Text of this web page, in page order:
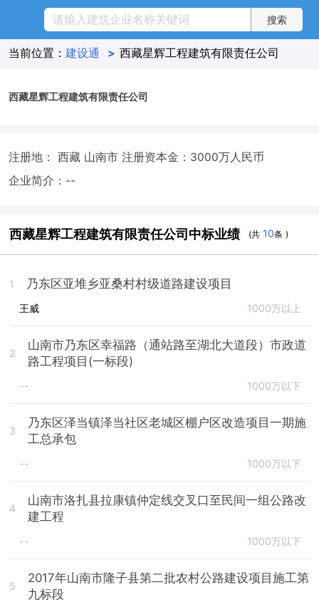
当前位置： 建设通 > 西藏星辉工程建筑有限责任公司
西藏星辉工程建筑有限责任公司
注册地： 西藏 山南市 注册资本金：3000万人民币
企业简介：--
西藏星辉工程建筑有限责任公司中标业绩 (共 10条 )
1 乃东区亚堆乡亚桑村村级道路建设项目
王威 1000万以上
2
山南市乃东区幸福路（通站路至湖北大道段）市政道
路工程项目(一标段)
-- 1000万以下
3
乃东区泽当镇泽当社区老城区棚户区改造项目一期施
工总承包
-- 1000万以下
4
山南市洛扎县拉康镇仲定线交叉口至民间一组公路改
建工程
-- 1000万以下
5
2017年山南市隆子县第二批农村公路建设项目施工第
九标段